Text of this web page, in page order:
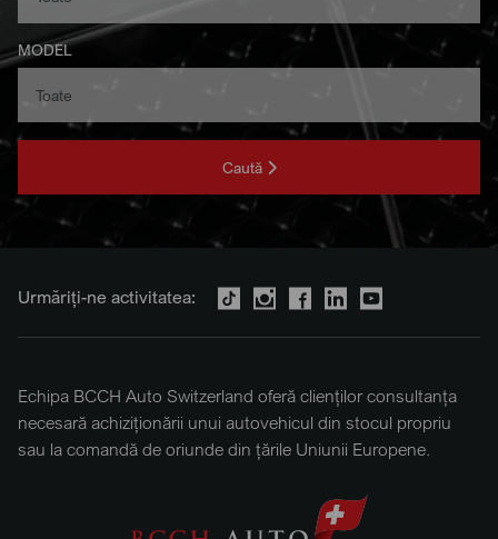
MODEL
Caută
Urmăriți-ne activitatea:
Echipa BCCH Auto Switzerland oferă clienților consultanța
necesară achiziționării unui autovehicul din stocul propriu
sau la comandă de oriunde din țările Uniunii Europene.